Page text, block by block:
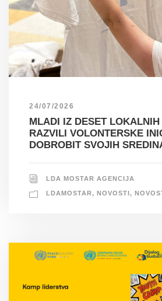
24/07/2026
MLADI IZ DESET
RAZVILI VOLONTERSKE
DOBROBIT SVOJIH
LDA MOSTAR AGENCIJA
LDAMOSTAR, NOVOSTI ,